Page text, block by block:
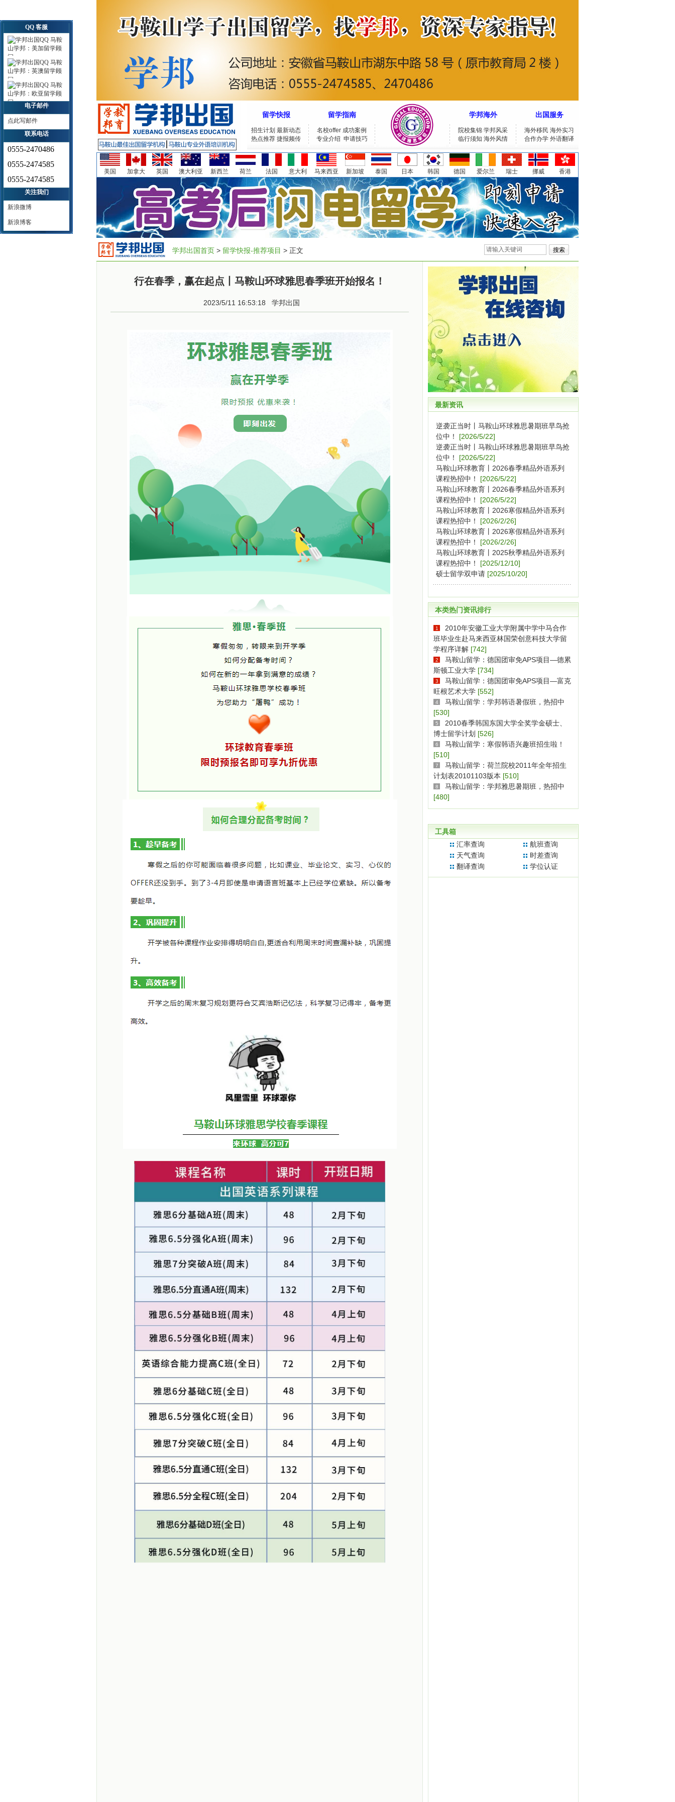
留学快报 留学指南 学邦海外 出国服务
招生计划 最新动态
热点推荐 捷报频传
名校offer 成功案例
专业介绍 申请技巧
院校集锦 学邦风采
临行须知 海外风情
海外移民 海外实习
合作办学 外语翻译
美国 加拿大 英国 澳大利亚 新西兰 荷兰 法国 意大利 马来西亚 新加坡 泰国 日本 韩国 德国 爱尔兰 瑞士 挪威 香港
学邦出国首页 > 留学快报-推荐项目 > 正文
行在春季，赢在起点丨马鞍山环球雅思春季班开始报名！
2023/5/11 16:53:18 学邦出国
最新资讯
逆袭正当时丨马鞍山环球雅思暑期班早鸟抢
位中！
[2026/5/22]
逆袭正当时丨马鞍山环球雅思暑期班早鸟抢
位中！
[2026/5/22]
马鞍山环球教育丨2026春季精品外语系列
课程热招中！
[2026/5/22]
马鞍山环球教育丨2026春季精品外语系列
课程热招中！
[2026/5/22]
马鞍山环球教育丨2026寒假精品外语系列
课程热招中！
[2026/2/26]
马鞍山环球教育丨2026寒假精品外语系列
课程热招中！
[2026/2/26]
马鞍山环球教育丨2025秋季精品外语系列
课程热招中！
[2025/12/10]
硕士留学双申请 [2025/10/20]
本类热门资讯排行
1
2010年安徽工业大学附属中学中马合作
班毕业生赴马来西亚林国荣创意科技大学留
学程序详解 [742]
2
马鞍山留学：德国团审免APS项目—德累
斯顿工业大学 [734]
3
马鞍山留学：德国团审免APS项目—富克
旺根艺术大学 [552]
4
马鞍山留学：学邦韩语暑假班，热招中
[530]
5
2010春季韩国东国大学全奖学金硕士、
博士留学计划 [526]
6
马鞍山留学：寒假韩语兴趣班招生啦！
[510]
7
马鞍山留学：荷兰院校2011年全年招生
计划表20101103版本 [510]
8
马鞍山留学：学邦雅思暑期班，热招中
[480]
工具箱
汇率查询
航班查询
天气查询
时差查询
翻译查询
学位认证
QQ 客服
马鞍
山学邦：美加留学顾
问
马鞍
山学邦：英澳留学顾
问
马鞍
山学邦：欧亚留学顾
问
电子邮件
点此写邮件
联系电话
0555-2470486
0555-2474585
0555-2474585
关注我们
新浪微博
新浪博客